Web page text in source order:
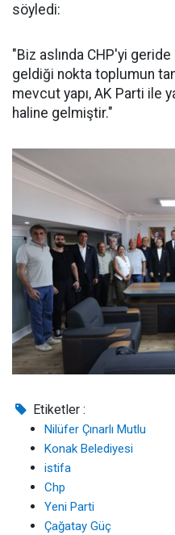
söyledi:
"Biz aslında CHP'yi geride
geldiği nokta toplumun
mevcut yapı, AK Parti ile
haline gelmiştir."
Etiketler :
Nilüfer Çınarlı Mutlu
Konak Belediyesi
istifa
Chp
Yeni Parti
Çağatay Güç